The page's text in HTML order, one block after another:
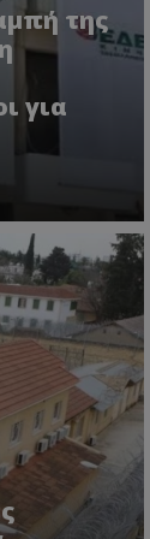
της
για
Corporation